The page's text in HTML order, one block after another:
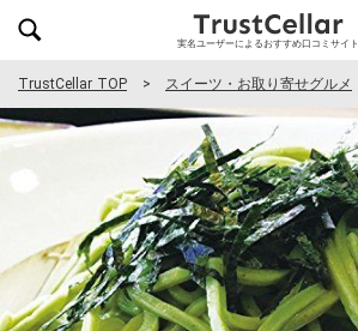
実名ユーザーによるおすすめ口コミサイト
TrustCellar TOP スイーツ・お取り寄せグルメ